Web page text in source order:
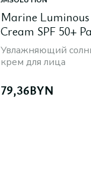
Marine Luminous
Cream SPF 50+
Увлажняющий
крем для лица
79,36BYN